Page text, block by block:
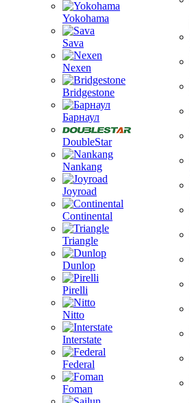
Yokohama
Sava
Nexen
Bridgestone
Барнаул
DoubleStar
Nankang
Joyroad
Continental
Triangle
Dunlop
Pirelli
Nitto
Interstate
Federal
Foman